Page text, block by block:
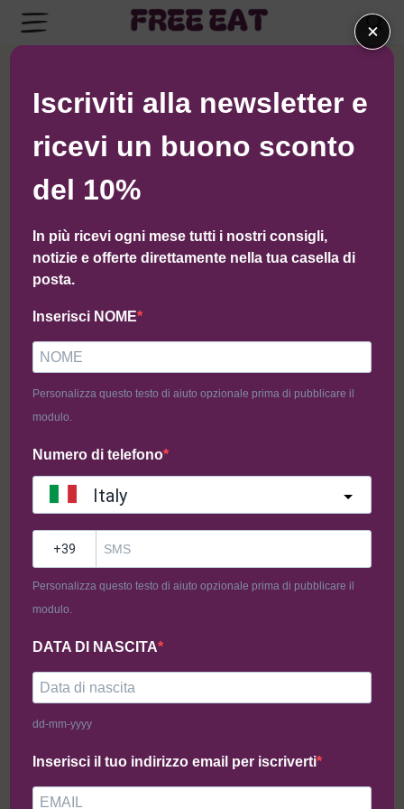
×
Iscriviti alla newsletter e
ricevi un buono sconto
del 10%
In più ricevi ogni mese tutti i nostri consigli,
notizie e offerte direttamente nella tua casella di
posta.
Inserisci NOME
Personalizza questo testo di aiuto opzionale prima di pubblicare il
modulo.
Numero di telefono
Italy
Personalizza questo testo di aiuto opzionale prima di pubblicare il
modulo.
DATA DI NASCITA
dd-mm-yyyy
Inserisci il tuo indirizzo email per iscriverti
Sac à Poche: Fragola
Ingredienti: composta fragola: fragola, purea di fragola, pectina
amidata, zucchero.
0,60€